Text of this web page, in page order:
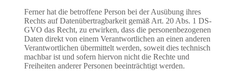
Ferner hat die betroffene Person bei der Ausübung ihres
Rechts auf Datenübertragbarkeit gemäß Art. 20 Abs. 1 DS-
GVO das Recht, zu erwirken, dass die personenbezogenen
Daten direkt von einem Verantwortlichen an einen anderen
Verantwortlichen übermittelt werden, soweit dies technisch
machbar ist und sofern hiervon nicht die Rechte und
Freiheiten anderer Personen beeinträchtigt werden.